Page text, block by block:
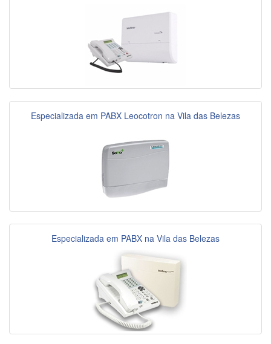
Especializada em PABX Leocotron na Vila das Belezas
Especializada em PABX na Vila das Belezas